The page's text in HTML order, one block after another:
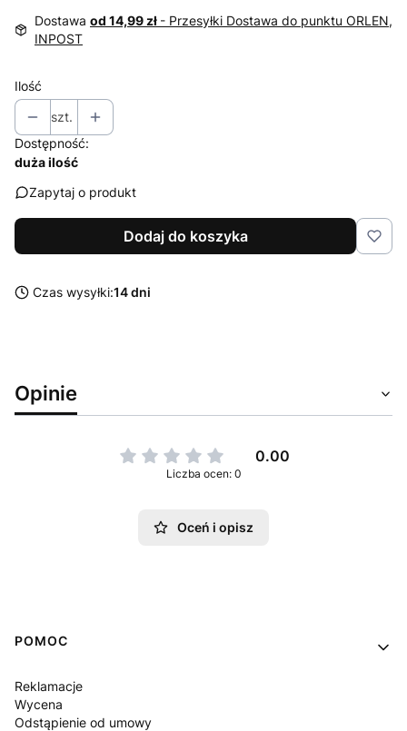
Dostawa od 14,99 zł - Przesyłki Dostawa do punktu ORLEN,
INPOST
Ilość
szt.
Dostępność:
duża ilość
Zapytaj o produkt
Dodaj do koszyka
Czas wysyłki:14 dni
Opinie
0.00
Liczba ocen: 0
Oceń i opisz
Linki w stopce
POMOC
Reklamacje
Wycena
Odstąpienie od umowy